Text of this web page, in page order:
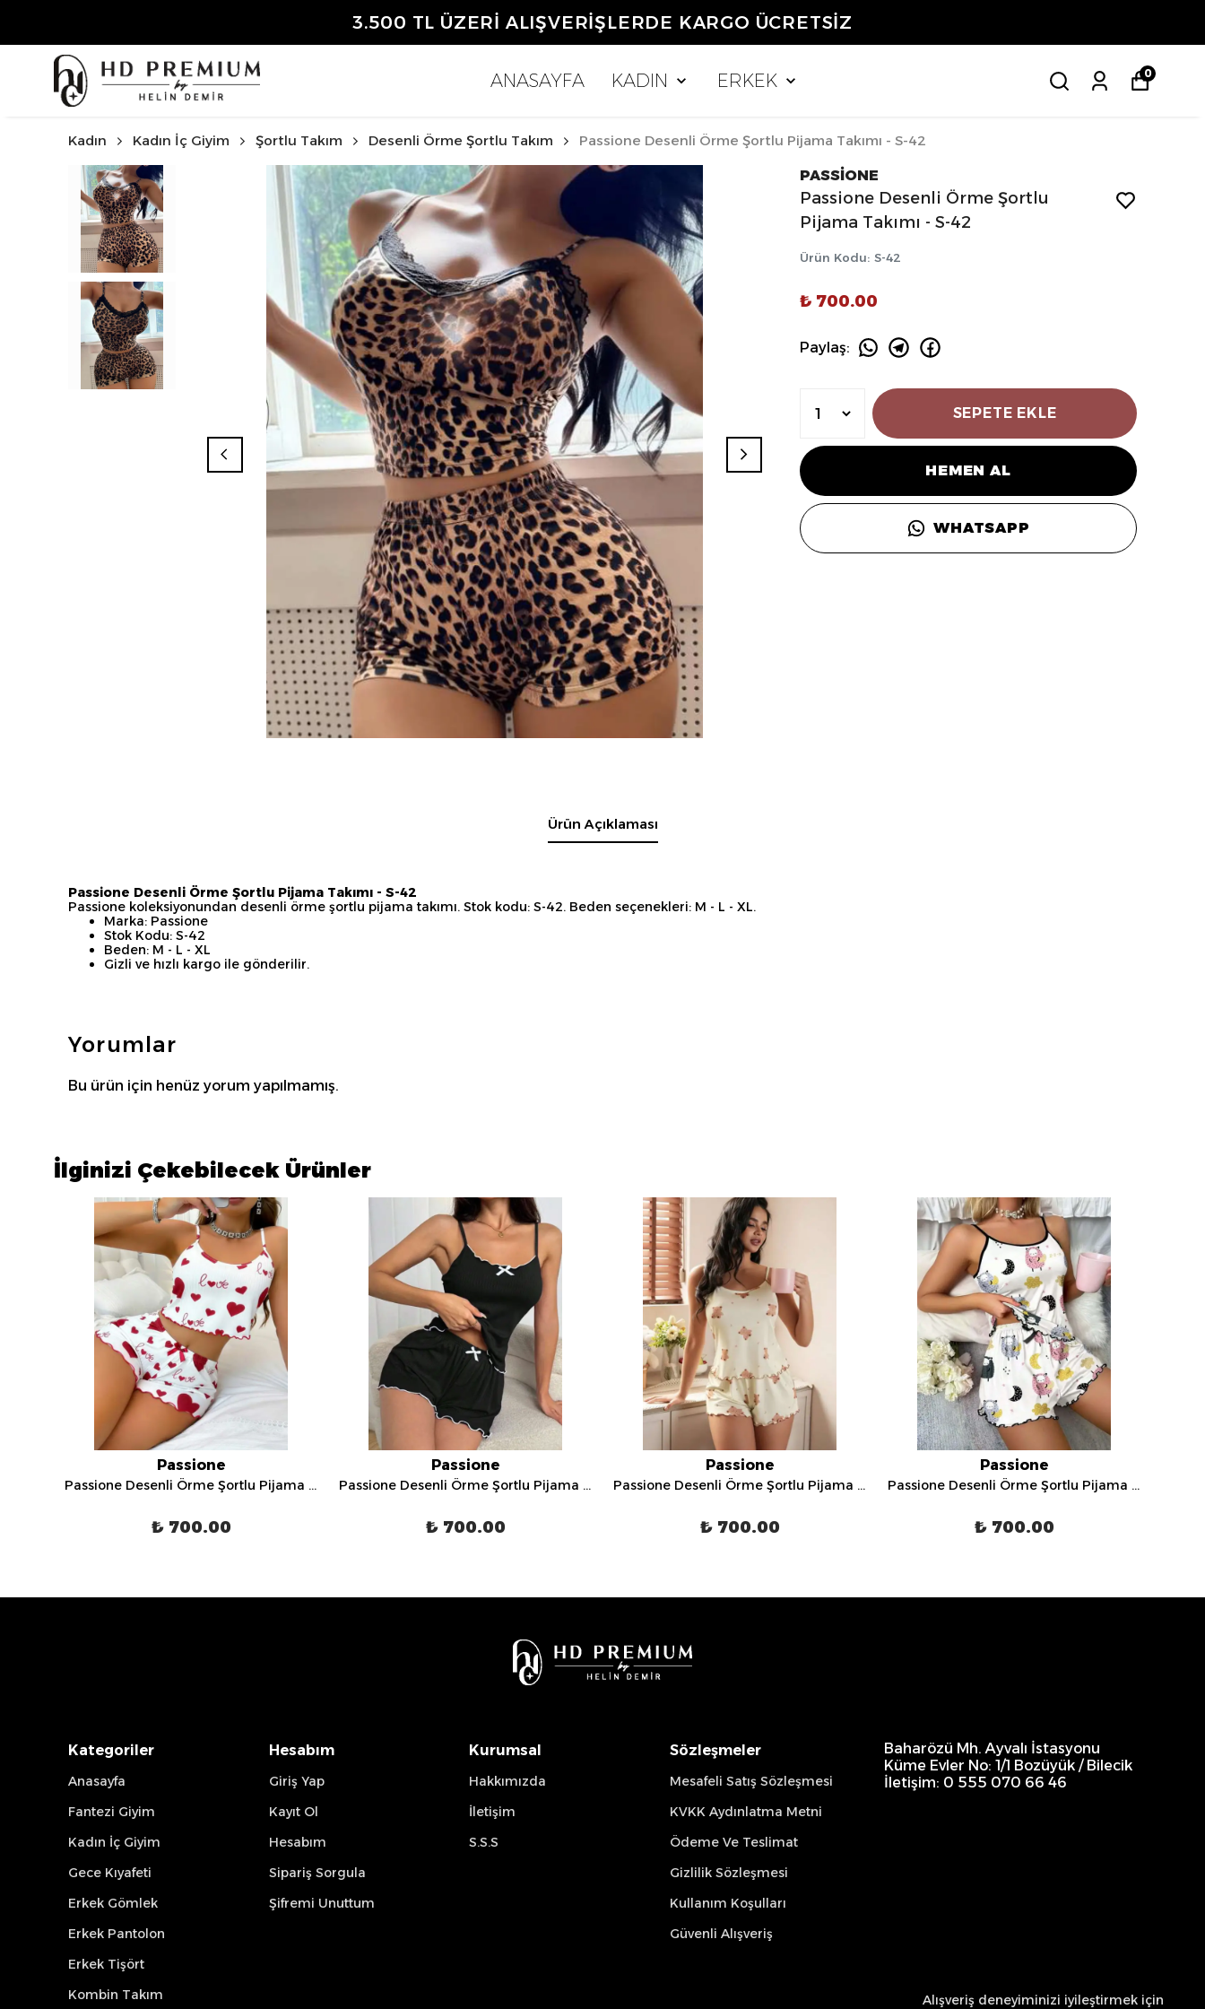
3.500 TL ÜZERİ ALIŞVERİŞLERDE KARGO ÜCRETSİZ
ANASAYFA KADIN ERKEK 0
Alışveriş deneyiminizi iyileştirmek için
Kadın Kadın İç Giyim Şortlu Takım Desenli Örme Şortlu Takım Passione Desenli Örme Şortlu Pijama Takımı - S-42
PASSİONE
Passione Desenli Örme Şortlu
Pijama Takımı - S-42
Ürün Kodu: S-42
₺ 700.00
Paylaş:
SEPETE EKLE
HEMEN AL
WHATSAPP
Ürün Açıklaması
Passione Desenli Örme Şortlu Pijama Takımı - S-42
Passione koleksiyonundan desenli örme şortlu pijama takımı. Stok kodu: S-42. Beden seçenekleri: M - L - XL.
Marka: Passione
Stok Kodu: S-42
Beden: M - L - XL
Gizli ve hızlı kargo ile gönderilir.
Yorumlar
Bu ürün için henüz yorum yapılmamış.
İlginizi Çekebilecek Ürünler
Passione
Passione Desenli Örme Şortlu Pijama Takımı - S-38
₺ 700.00
Passione
Passione Desenli Örme Şortlu Pijama Takımı - S-39
₺ 700.00
Passione
Passione Desenli Örme Şortlu Pijama Takımı - S-45
₺ 700.00
Passione
Passione Desenli Örme Şortlu Pijama Takımı - S-46
₺ 700.00
Kategoriler
Anasayfa
Fantezi Giyim
Kadın İç Giyim
Gece Kıyafeti
Erkek Gömlek
Erkek Pantolon
Erkek Tişört
Kombin Takım
Hesabım
Giriş Yap
Kayıt Ol
Hesabım
Sipariş Sorgula
Şifremi Unuttum
Kurumsal
Hakkımızda
İletişim
S.S.S
Sözleşmeler
Mesafeli Satış Sözleşmesi
KVKK Aydınlatma Metni
Ödeme Ve Teslimat
Gizlilik Sözleşmesi
Kullanım Koşulları
Güvenli Alışveriş
Baharözü Mh. Ayvalı İstasyonu
Küme Evler No: 1/1 Bozüyük / Bilecik
İletişim: 0 555 070 66 46